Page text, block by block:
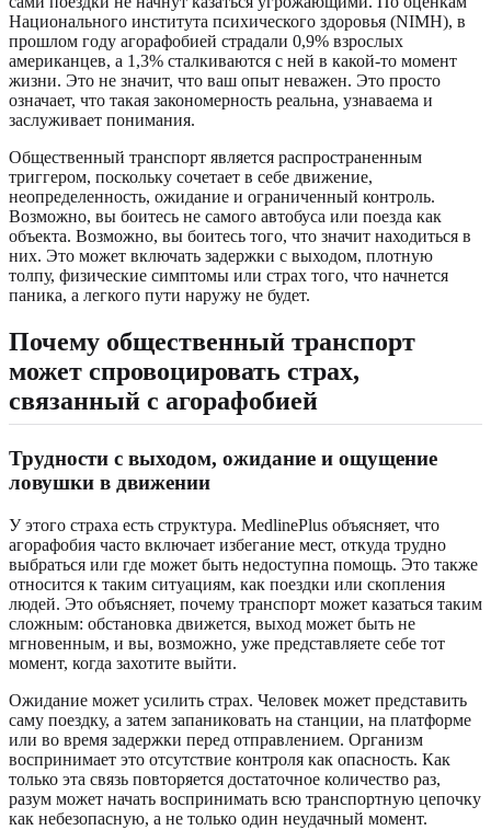
Национального института психического здоровья (NIMH), в
прошлом году агорафобией страдали 0,9% взрослых
американцев, а 1,3% сталкиваются с ней в какой-то момент
жизни. Это не значит, что ваш опыт неважен. Это просто
означает, что такая закономерность реальна, узнаваема и
заслуживает понимания.
Общественный транспорт является распространенным
триггером, поскольку сочетает в себе движение,
неопределенность, ожидание и ограниченный контроль.
Возможно, вы боитесь не самого автобуса или поезда как
объекта. Возможно, вы боитесь того, что значит находиться в
них. Это может включать задержки с выходом, плотную
толпу, физические симптомы или страх того, что начнется
паника, а легкого пути наружу не будет.
Почему общественный транспорт
может спровоцировать страх,
связанный с агорафобией
Трудности с выходом, ожидание и ощущение
ловушки в движении
У этого страха есть структура. MedlinePlus объясняет, что
агорафобия часто включает избегание мест, откуда трудно
выбраться или где может быть недоступна помощь. Это также
относится к таким ситуациям, как поездки или скопления
людей. Это объясняет, почему транспорт может казаться таким
сложным: обстановка движется, выход может быть не
мгновенным, и вы, возможно, уже представляете себе тот
момент, когда захотите выйти.
Ожидание может усилить страх. Человек может представить
саму поездку, а затем запаниковать на станции, на платформе
или во время задержки перед отправлением. Организм
воспринимает это отсутствие контроля как опасность. Как
только эта связь повторяется достаточное количество раз,
разум может начать воспринимать всю транспортную цепочку
как небезопасную, а не только один неудачный момент.